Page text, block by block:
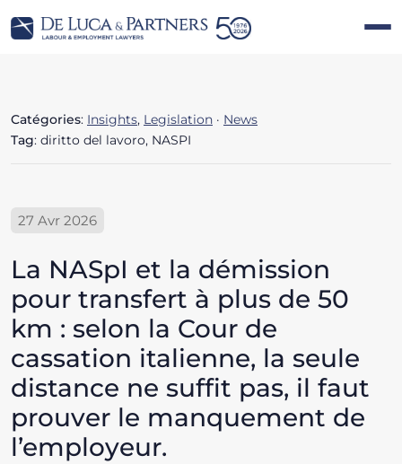
Catégories: Insights, Legislation · News
Tag: diritto del lavoro, NASPI
27 Avr 2026
La NASpI et la démission
pour transfert à plus de 50
km : selon la Cour de
cassation italienne, la seule
distance ne suffit pas, il faut
prouver le manquement de
l’employeur.